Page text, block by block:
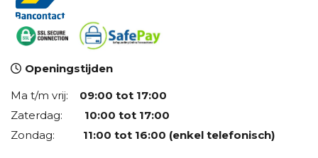
Openingstijden
Ma t/m vrij: 09:00 tot 17:00
Zaterdag: 10:00 tot 17:00
Zondag: 11:00 tot 16:00 (enkel telefonisch)